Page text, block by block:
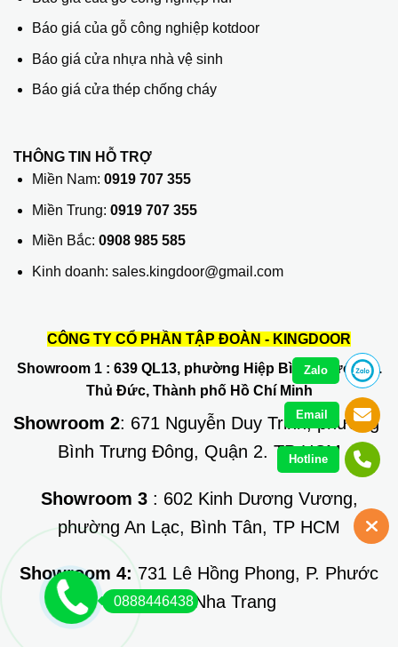
Báo giá của gỗ công nghiệp kotdoor
Báo giá cửa nhựa nhà vệ sinh
Báo giá cửa thép chống cháy
THÔNG TIN HỖ TRỢ
Miền Nam: 0919 707 355
Miền Trung: 0919 707 355
Miền Bắc: 0908 985 585
Kinh doanh: sales.kingdoor@gmail.com
CÔNG TY CỔ PHẦN TẬP ĐOÀN - KINGDOOR
Showroom 1: 639 QL13, phường Hiệp Bình Phước, Q.
Thủ Đức, Thành phố Hồ Chí Minh
Showroom 2: 671 Nguyễn Duy Trinh, phường
Bình Trưng Đông, Quận 2. TP HCM
Showroom 3: 602 Kinh Dương Vương,
phường An Lạc, Bình Tân, TP HCM
Showroom 4: 731 Lê Hồng Phong, P. Phước
Long, TP Nha Trang
0888446438
Zalo
Email
Hotline